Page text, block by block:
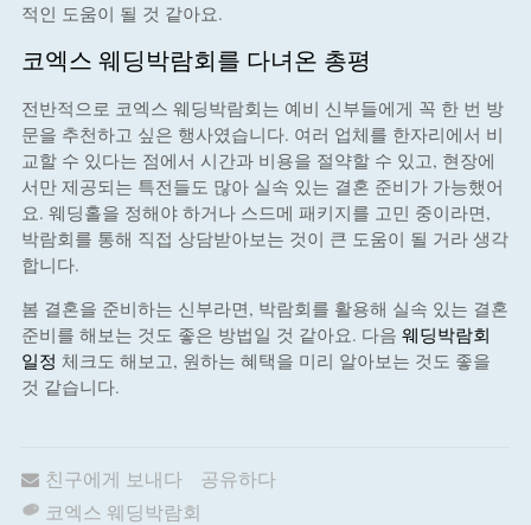
적인 도움이 될 것 같아요.
코엑스 웨딩박람회를 다녀온 총평
전반적으로 코엑스 웨딩박람회는 예비 신부들에게 꼭 한 번 방
문을 추천하고 싶은 행사였습니다. 여러 업체를 한자리에서 비
교할 수 있다는 점에서 시간과 비용을 절약할 수 있고, 현장에
서만 제공되는 특전들도 많아 실속 있는 결혼 준비가 가능했어
요. 웨딩홀을 정해야 하거나 스드메 패키지를 고민 중이라면,
박람회를 통해 직접 상담받아보는 것이 큰 도움이 될 거라 생각
합니다.
봄 결혼을 준비하는 신부라면, 박람회를 활용해 실속 있는 결혼
준비를 해보는 것도 좋은 방법일 것 같아요. 다음 웨딩박람회
일정 체크도 해보고, 원하는 혜택을 미리 알아보는 것도 좋을
것 같습니다.
친구에게 보내다
공유하다
코엑스 웨딩박람회